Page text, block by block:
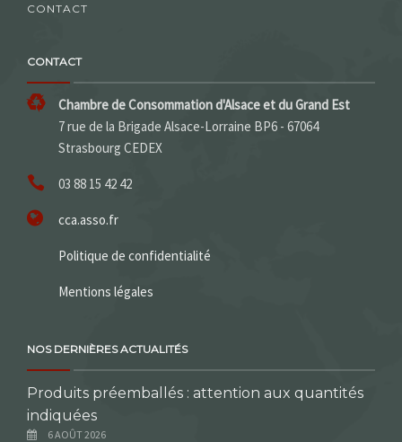
CONTACT
CONTACT
Chambre de Consommation d'Alsace et du Grand Est
7 rue de la Brigade Alsace-Lorraine BP6 - 67064
Strasbourg CEDEX
03 88 15 42 42
cca.asso.fr
Politique de confidentialité
Mentions légales
NOS DERNIÈRES ACTUALITÉS
Produits préemballés : attention aux quantités
indiquées
6 AOÛT 2026